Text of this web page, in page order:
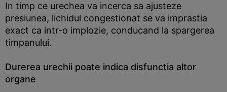
In timp ce urechea va incerca sa ajusteze
presiunea, lichidul congestionat se va imprastia
exact ca intr-o implozie, conducand la spargerea
timpanului.
Durerea urechii poate indica disfunctia altor
organe